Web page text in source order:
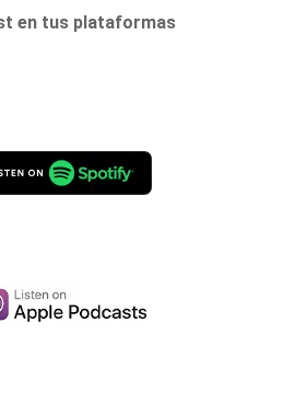
en tus plataformas